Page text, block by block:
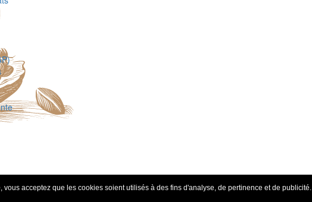
vous acceptez que les cookies soient utilisés à des fins d'analyse, de pertinence et de publicité.